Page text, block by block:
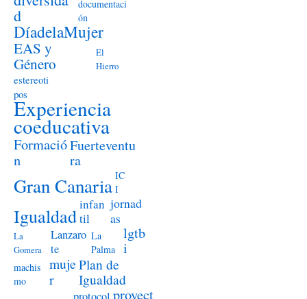
d
documentaci
ón
DíadelaMujer
EAS y
Género
El
Hierro
estereoti
pos
Experiencia
coeducativa
Formació
n
Fuerteventu
ra
Gran Canaria IC
I
Igualdad
infan
til
jornad
as
La
Gomera
Lanzaro
te
La
Palma
lgtb
i
machis
mo
muje
r
Plan de
Igualdad
proyect